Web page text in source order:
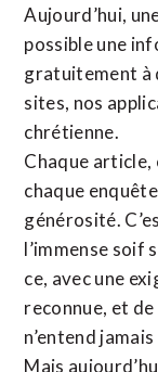
Aujourd’hui,
possible une
gratuitement à
sites, nos
chrétienne.
Chaque article,
chaque
générosité.
l’immense soif
ce, avec une
reconnue, et de
n’entend
Mais